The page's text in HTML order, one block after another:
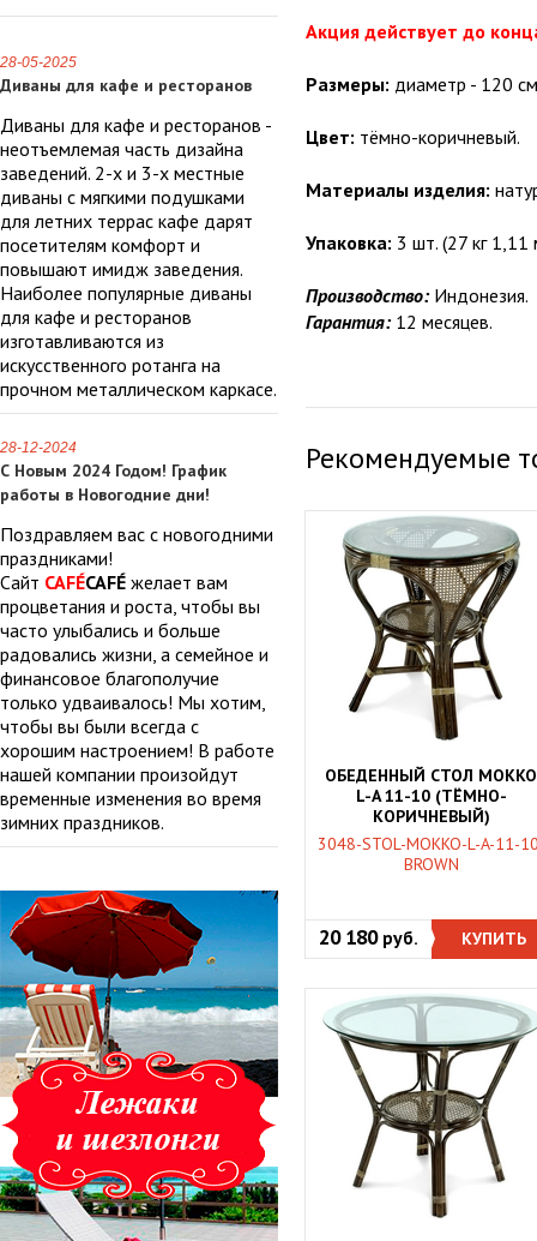
28-05-2025
Диваны для кафе и ресторанов
Диваны для кафе и ресторанов -
неотъемлемая часть дизайна
заведений. 2-х и 3-х местные
диваны с мягкими подушками
для летних террас кафе дарят
посетителям комфорт и
повышают имидж заведения.
Наиболее популярные диваны
для кафе и ресторанов
изготавливаются из
искусственного ротанга на
прочном металлическом каркасе.
28-12-2024
С Новым 2024 Годом! График
работы в Новогодние дни!
Поздравляем вас с новогодними
праздниками!
Сайт CAFÉCAFÉ желает вам
процветания и роста, чтобы вы
часто улыбались и больше
радовались жизни, а семейное и
финансовое благополучие
только удваивалось! Мы хотим,
чтобы вы были всегда с
хорошим настроением! В работе
нашей компании произойдут
временные изменения во время
зимних праздников.
Акция действует до
Размеры: диаметр - 120
Цвет: тёмно-коричневый.
Материалы изделия:
Упаковка: 3 шт. (27 кг 1,11
Производство:Индонезия.
Гарантия:12 месяцев.
Рекомендуемые
ОБЕДЕННЫЙ СТОЛ MOKKO
L-A 11-10 (ТЁМНО-
КОРИЧНЕВЫЙ)
3048-STOL-MOKKO-L-A-11-
BROWN
20 180 руб. КУПИТЬ